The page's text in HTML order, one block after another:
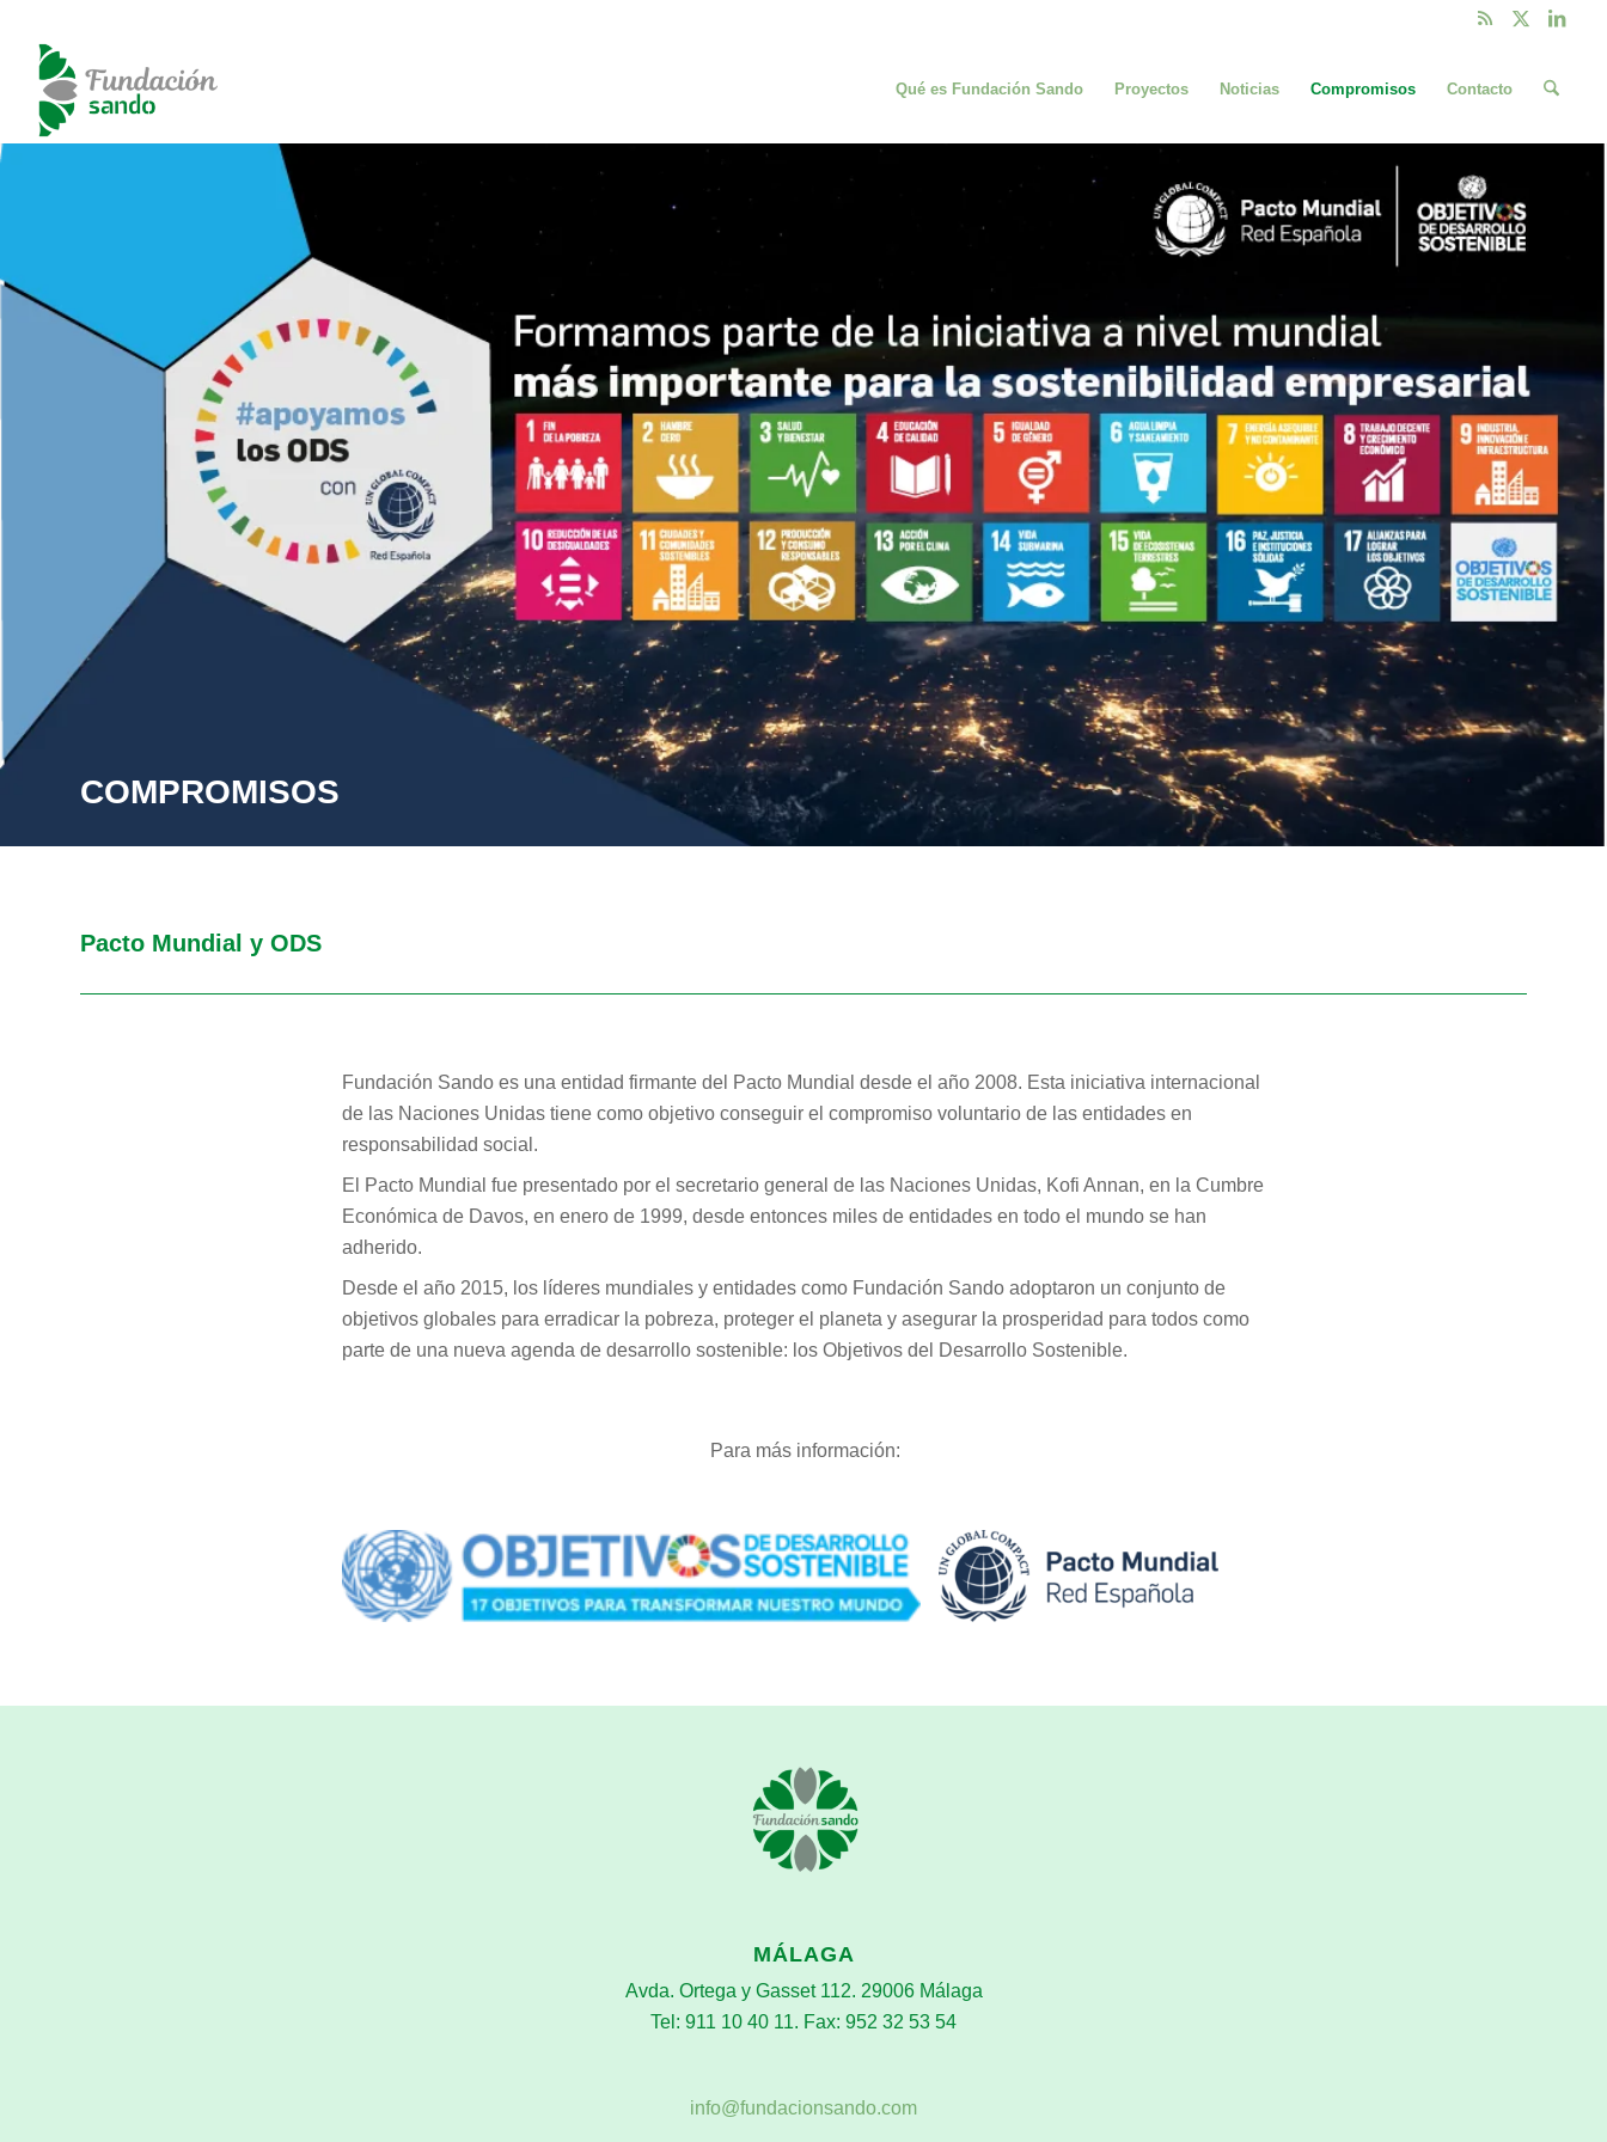
Qué es Fundación Sando Proyectos Noticias Compromisos Contacto
COMPROMISOS
Pacto Mundial y ODS
Fundación Sando es una entidad firmante del Pacto Mundial desde el año 2008. Esta iniciativa internacional
de las Naciones Unidas tiene como objetivo conseguir el compromiso voluntario de las entidades en
responsabilidad social.
El Pacto Mundial fue presentado por el secretario general de las Naciones Unidas, Kofi Annan, en la Cumbre
Económica de Davos, en enero de 1999, desde entonces miles de entidades en todo el mundo se han
adherido.
Desde el año 2015, los líderes mundiales y entidades como Fundación Sando adoptaron un conjunto de
objetivos globales para erradicar la pobreza, proteger el planeta y asegurar la prosperidad para todos como
parte de una nueva agenda de desarrollo sostenible: los Objetivos del Desarrollo Sostenible.
Para más información:
MÁLAGA
Avda. Ortega y Gasset 112. 29006 Málaga
Tel: 911 10 40 11. Fax: 952 32 53 54
info@fundacionsando.com